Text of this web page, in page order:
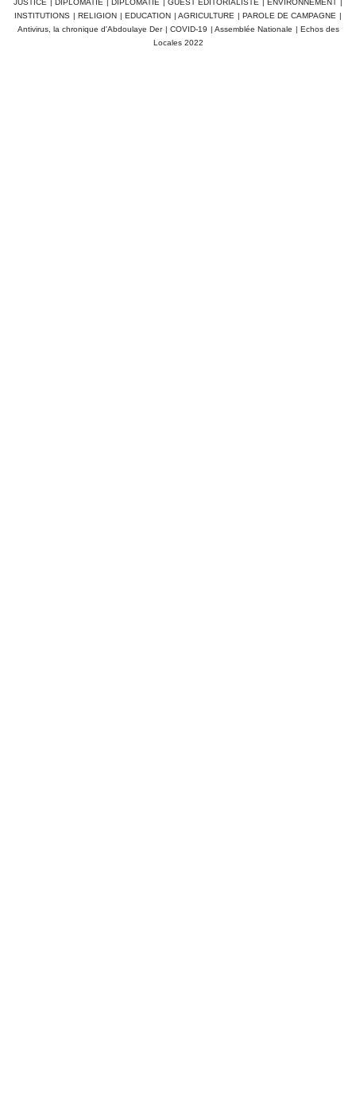
JUSTICE DIPLOMATIE DIPLOMATIE GUEST EDITORIALISTE ENVIRONNEMENT
INSTITUTIONS | RELIGION | EDUCATION | AGRICULTURE | PAROLE DE CAMPAGNE |
Antivirus, la chronique d'Abdoulaye Der | COVID-19 | Assemblée Nationale | Echos des
Locales 2022